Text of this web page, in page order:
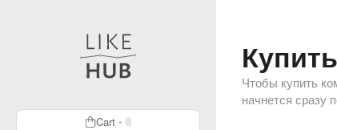
Cart •
Чтобы купить
начнется сразу